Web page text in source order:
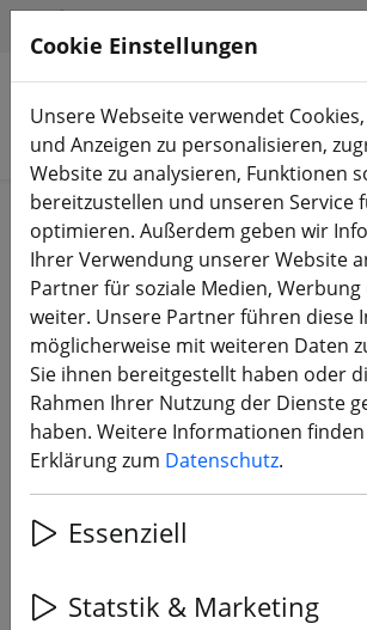
Produkte suchen
Start Equipment RC
Radiomaster BOXER
ELRS EU-LBT
Grey B-Ware
15% SPAREN
Cookie Einstellungen
Unsere Webseite verwendet
und Anzeigen zu personalisieren,
Website zu analysieren, Funktionen
bereitzustellen und unseren Service
optimieren. Außerdem geben wir
Ihrer Verwendung unserer Website
Partner für soziale Medien, Werbung
weiter. Unsere Partner führen diese
möglicherweise mit weiteren Daten
Sie ihnen bereitgestellt haben oder
Rahmen Ihrer Nutzung der Dienste
haben. Weitere Informationen
Erklärung zum Datenschutz.
Essenziell
Statstik & Marketing